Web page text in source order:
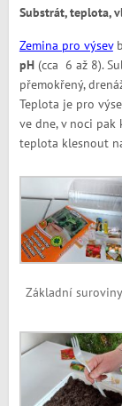
Substrát, teplota,
Zemina pro výsev
pH(cca 6 až 8).
přemokřený,
Teplota je pro
ve dne, v noci pak
teplota klesnout
Základní